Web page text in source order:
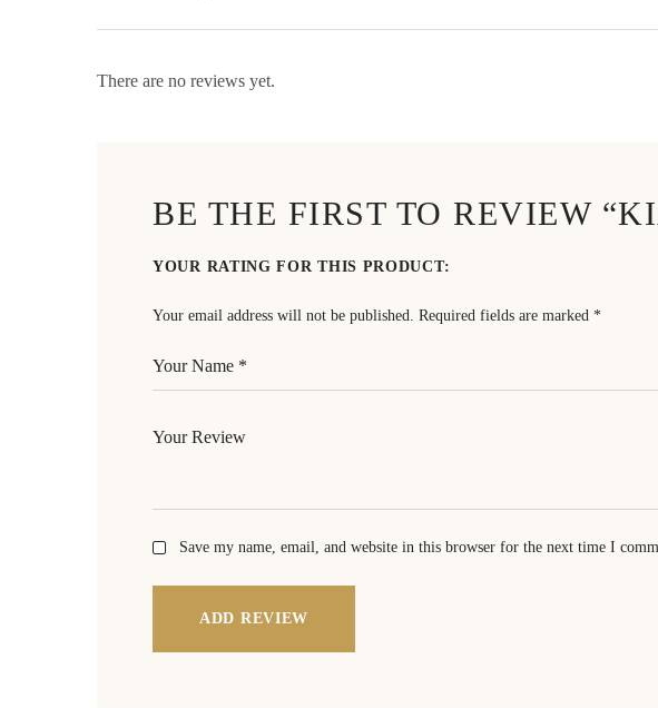
There are no reviews yet.
BE THE FIRST TO REVIEW
Your email address will not be published. Required fields are marked *
Save my name, email, and website in this browser for the next time I
YOUR RATING FOR THIS PRODUCT
ADD REVIEW